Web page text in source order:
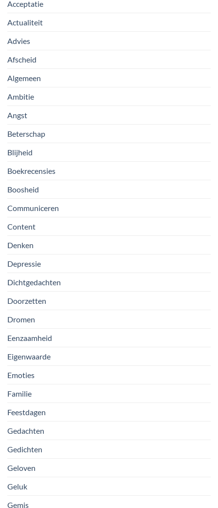
Acceptatie
Actualiteit
Advies
Afscheid
Algemeen
Ambitie
Angst
Beterschap
Blijheid
Boekrecensies
Boosheid
Communiceren
Content
Denken
Depressie
Dichtgedachten
Doorzetten
Dromen
Eenzaamheid
Eigenwaarde
Emoties
Familie
Feestdagen
Gedachten
Gedichten
Geloven
Geluk
Gemis